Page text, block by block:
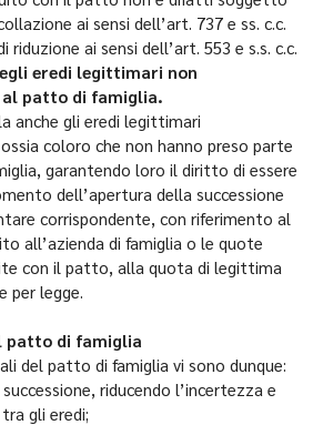
ai sensi dell’art. 737 e ss. c.c.
riduzione ai sensi dell’art. 553 e s.s. c.c.
eredi legittimari non
patto di famiglia.
anche gli eredi legittimari
coloro che non hanno preso parte
garantendo loro il diritto di essere
dell’apertura della successione
corrispondente, con riferimento al
all’azienda di famiglia o le quote
con il patto, alla quota di legittima
legge.
patto di famiglia
del patto di famiglia vi sono dunque:
riducendo l’incertezza e
gli eredi;